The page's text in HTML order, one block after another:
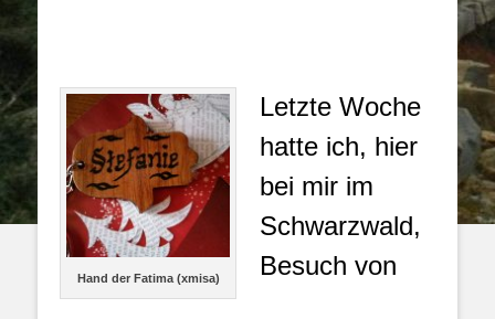
Hand der Fatima (xmisa)
Letzte Woche
hatte ich, hier
bei mir im
Schwarzwald,
Besuch von